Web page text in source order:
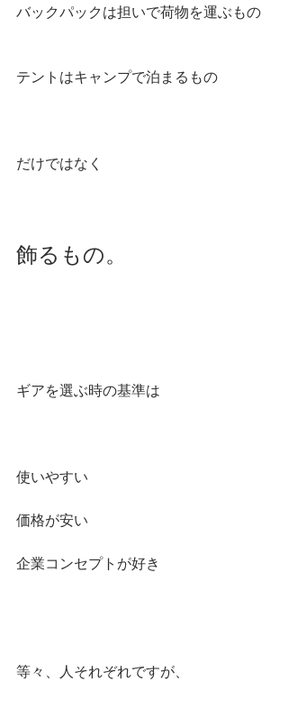
バックパックは担いで荷物を運ぶもの
テントはキャンプで泊まるもの
だけではなく
飾るもの。
ギアを選ぶ時の基準は
使いやすい
価格が安い
企業コンセプトが好き
等々、人それぞれですが、